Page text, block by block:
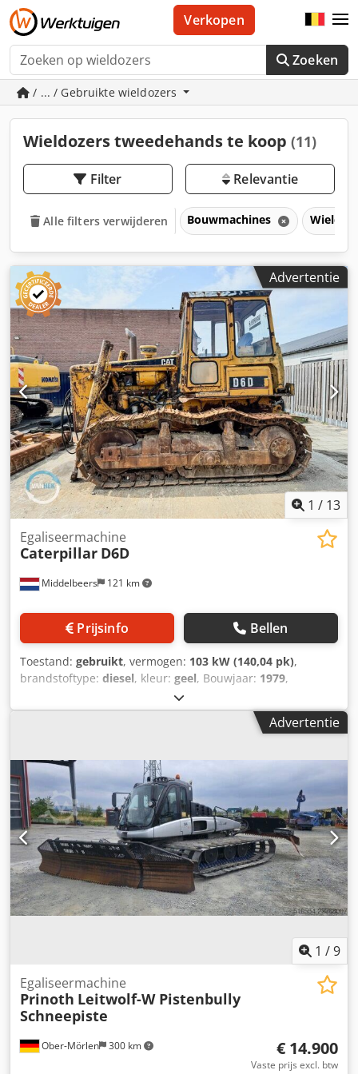
Zoeken
Verkopen
/ ... / Gebruikte wieldozers
Wieldozers tweedehands te koop (11)
Filter Relevantie
Alle filters verwijderen Bouwmachines
Advertentie
1 / 13
Middelbeers 121 km
Egaliseermachine
Caterpillar D6D
Prijsinfo Bellen
Toestand: gebruikt, vermogen: 103 kW (140,04 pk),
brandstoftype: diesel, kleur: geel, Bouwjaar: 1979,
Algemene informatie Bouwjaar: 1979 Modeljaar: 1979
Serienummer: 20X1733 Technische informatie Aantal
cilinders: 6 Aandrijving: rups Leeggewicht: 14.000 kg Staat
Optische staat: slecht Financiële informatie Dksdpfx Ageun
Rlqjdjr Prijs: op aanvraag Meer informatie Neem contact
op met Ernst van Hek voor meer informatie.
Advertentie
1 /9
Ober-Mörlen 300 km
Egaliseermachine
Prinoth Leitwolf-W Pistenbully
Schneepiste
€ 14.900
Vaste prijs excl. btw